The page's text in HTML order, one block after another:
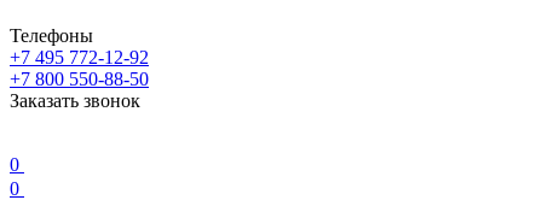
Телефоны
+7 495 772-12-92
+7 800 550-88-50
Заказать звонок
0
0